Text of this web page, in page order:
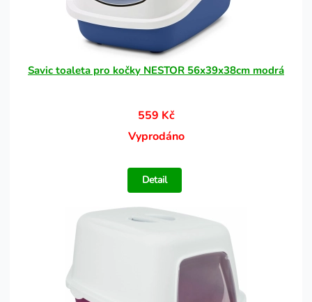
Savic toaleta pro kočky NESTOR 56x39x38cm modrá
559 Kč
Vyprodáno
Detail